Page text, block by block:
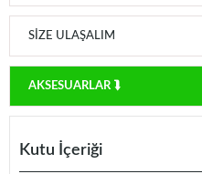
SIZE ULAŞALIM
AKSESUARLAR ⮯
Kutu İçeriği